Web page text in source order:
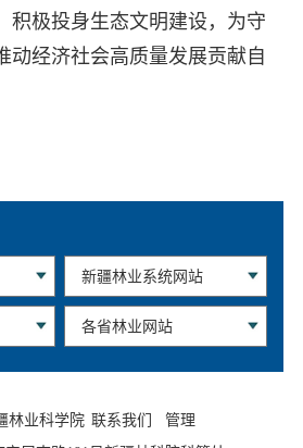
积极投身生态文明建设，为守
动经济社会高质量发展贡献自
林业科学院 联系我们
管理